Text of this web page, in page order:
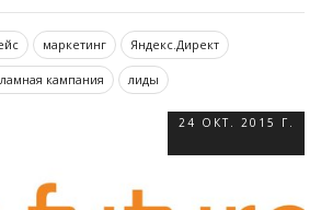
маркетинг Яндекс.Директ
кампания лиды
24 ОКТ. 2015 Г.